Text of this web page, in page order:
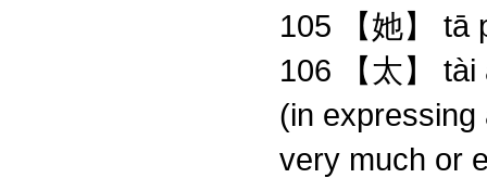
105 【她】 tā
106 【太】
(in
very much or